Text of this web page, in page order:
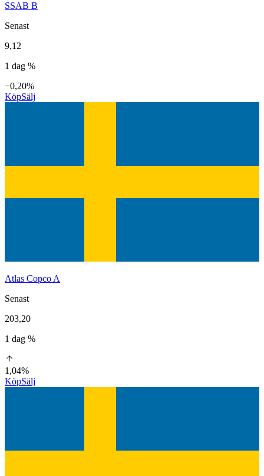
SSAB B
Senast
9,12
1 dag %
−0,20%
KöpSälj
Atlas Copco A
Senast
203,20
1 dag %
1,04%
KöpSälj